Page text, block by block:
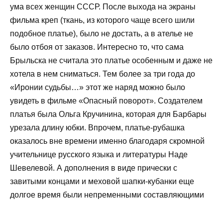
ума всех женщин СССР. После выхода на экраны
фильма креп (ткань, из которого чаще всего шили
подобное платье), было не достать, а в ателье не
было отбоя от заказов. Интересно то, что сама
Брыльска не считала это платье особенным и даже не
хотела в нем сниматься. Тем более за три года до
«Иронии судьбы…» этот же наряд можно было
увидеть в фильме «Опасный поворот». Создателем
платья была Ольга Кручинина, которая для Барбары
урезала длину юбки. Впрочем, платье-рубашка
оказалось вне времени именно благодаря скромной
учительнице русского языка и литературы Наде
Шевелевой. А дополнения в виде прически с
завитыми концами и меховой шапки-кубанки еще
долгое время были непременными составляющими